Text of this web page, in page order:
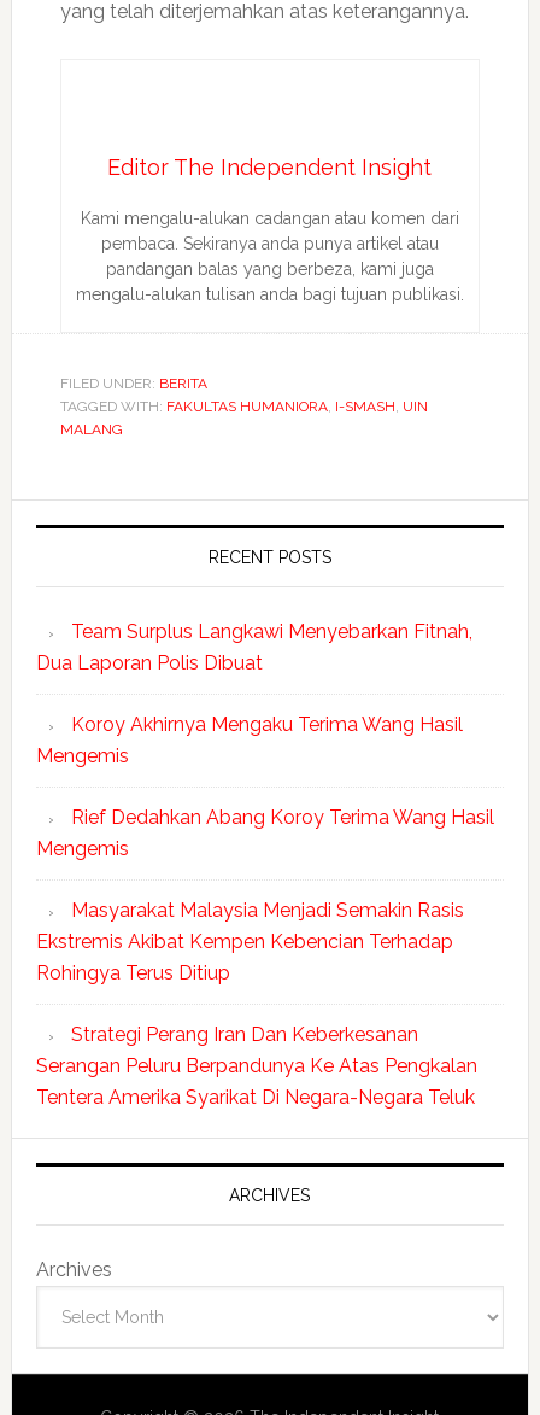
yang telah diterjemahkan atas keterangannya.
Editor The Independent Insight
Kami mengalu-alukan cadangan atau komen dari
pembaca. Sekiranya anda punya artikel atau
pandangan balas yang berbeza, kami juga
mengalu-alukan tulisan anda bagi tujuan publikasi.
FILED UNDER: BERITA
TAGGED WITH: FAKULTAS HUMANIORA, I-SMASH, UIN
MALANG
RECENT POSTS
Team Surplus Langkawi Menyebarkan Fitnah,
Dua Laporan Polis Dibuat
Koroy Akhirnya Mengaku Terima Wang Hasil
Mengemis
Rief Dedahkan Abang Koroy Terima Wang Hasil
Mengemis
Masyarakat Malaysia Menjadi Semakin Rasis
Ekstremis Akibat Kempen Kebencian Terhadap
Rohingya Terus Ditiup
Strategi Perang Iran Dan Keberkesanan
Serangan Peluru Berpandunya Ke Atas Pengkalan
Tentera Amerika Syarikat Di Negara-Negara Teluk
ARCHIVES
Archives